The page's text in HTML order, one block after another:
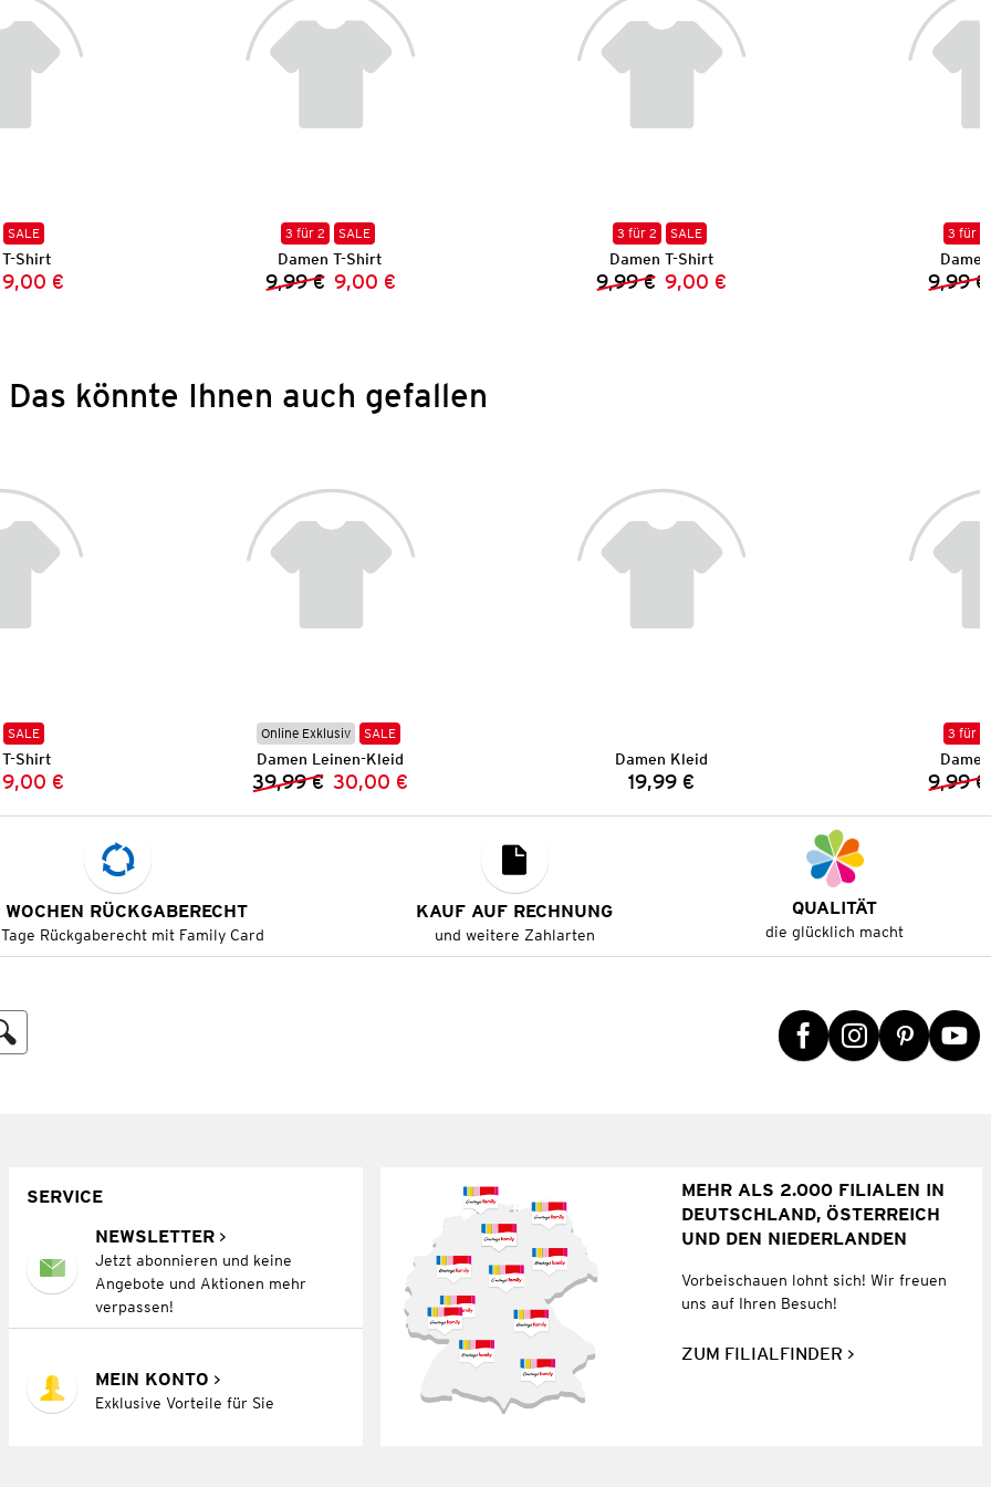
SALE
Shirt
Preis:
Preis:
9,00 €
3 für 2 SALE
Damen T-Shirt
Vorheriger Preis:
9,99 € Neuer Preis:
9,00 €
3 für 2 SALE
Damen T-Shirt
Vorheriger Preis:
9,99 € Neuer Preis:
9,00 €
3 für 2
9,99 €
Das könnte Ihnen auch gefallen
SALE
Shirt
Preis:
Preis:
9,00 €
Online Exklusiv SALE
Damen Leinen-Kleid
Vorheriger Preis:
39,99 € Neuer Preis:
30,00 €
Damen Kleid
Preis:
19,99 €
3 für 2
9,99 €
RÜCKGABERECHT
Rückgaberecht mit Family Card
KAUF AUF RECHNUNG
und weitere Zahlarten
QUALITÄT
die glücklich macht
SERVICE
NEWSLETTER
Jetzt abonnieren und keine
Angebote und Aktionen mehr
verpassen!
MEIN KONTO
Exklusive Vorteile für Sie
MEHR ALS 2.000 FILIALEN IN
DEUTSCHLAND, ÖSTERREICH
UND DEN NIEDERLANDEN
Vorbeischauen lohnt sich! Wir freuen
uns auf Ihren Besuch!
ZUM FILIALFINDER